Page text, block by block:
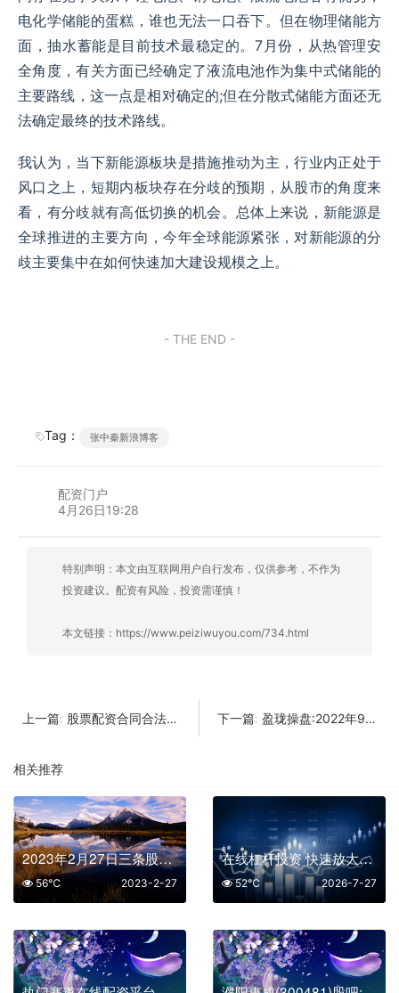
电化学储能的蛋糕，谁也无法一口吞下。但在物理储能方
面，抽水蓄能是目前技术最稳定的。7月份，从热管理安
全角度，有关方面已经确定了液流电池作为集中式储能的
主要路线，这一点是相对确定的;但在分散式储能方面还无
法确定最终的技术路线。
我认为，当下新能源板块是措施推动为主，行业内正处于
风口之上，短期内板块存在分歧的预期，从股市的角度来
看，有分歧就有高低切换的机会。总体上来说，新能源是
全球推进的主要方向，今年全球能源紧张，对新能源的分
歧主要集中在如何快速加大建设规模之上。
- THE END -
Tag： 张中秦新浪博客
配资门户
4月26日19:28
特别声明：本文由互联网用户自行发布，仅供参考，不作为
投资建议。配资有风险，投资需谨慎！
本文链接： https://www.peiziwuyou.com/734.html
上一篇: 股票配资合同合法吗?注意事项是什么？ 下一篇: 盈珑操盘:2022年9月13今日股市分析
相关推荐
2023年2月27日三条股市最新消息解读
2023-2-27
56℃
在线杠杆投资 快速放大收益的三大平台
2026-7-27
52℃